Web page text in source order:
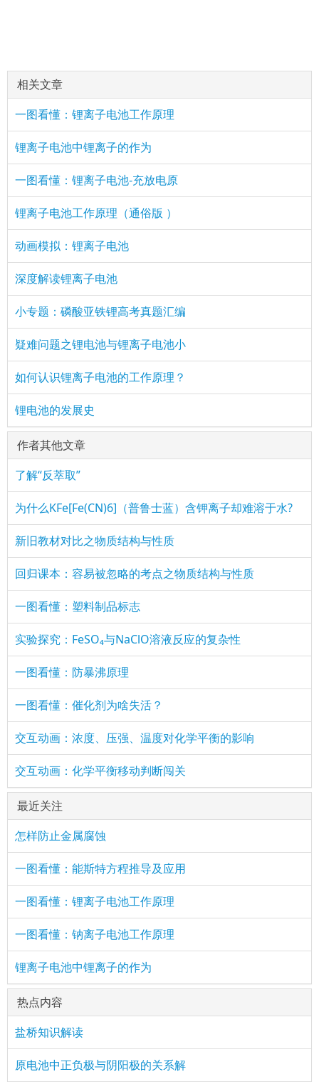
相关文章
一图看懂：锂离子电池工作原理
锂离子电池中锂离子的作为
一图看懂：锂离子电池-充放电原
锂离子电池工作原理（通俗版 ）
动画模拟：锂离子电池
深度解读锂离子电池
小专题：磷酸亚铁锂高考真题汇编
疑难问题之锂电池与锂离子电池小
如何认识锂离子电池的工作原理？
锂电池的发展史
作者其他文章
了解“反萃取”
为什么KFe[Fe(CN)6]（普鲁士蓝）含钾离子却难溶于水?
新旧教材对比之物质结构与性质
回归课本：容易被忽略的考点之物质结构与性质
一图看懂：塑料制品标志
实验探究：FeSO₄与NaClO溶液反应的复杂性
一图看懂：防暴沸原理
一图看懂：催化剂为啥失活？
交互动画：浓度、压强、温度对化学平衡的影响
交互动画：化学平衡移动判断闯关
最近关注
怎样防止金属腐蚀
一图看懂：能斯特方程推导及应用
一图看懂：锂离子电池工作原理
一图看懂：钠离子电池工作原理
锂离子电池中锂离子的作为
热点内容
盐桥知识解读
原电池中正负极与阴阳极的关系解